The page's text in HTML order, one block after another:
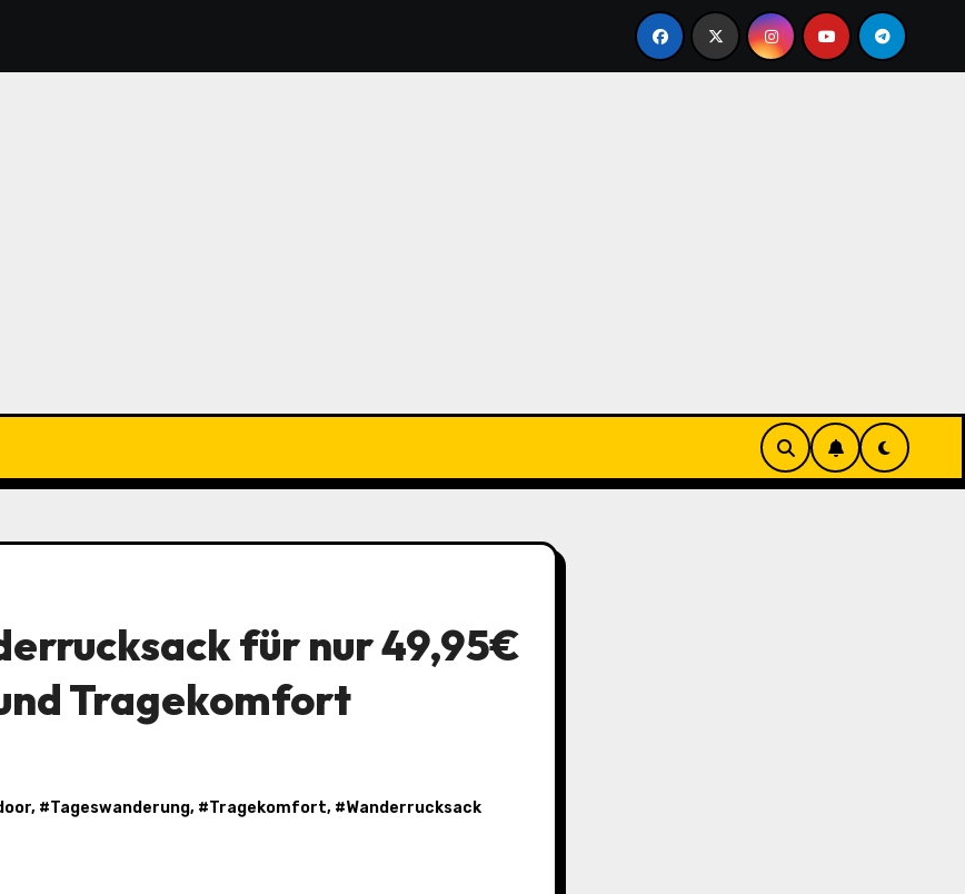
für nur 49,95€
Tragekomfort
, #Tageswanderung, #Tragekomfort, #Wanderrucksack